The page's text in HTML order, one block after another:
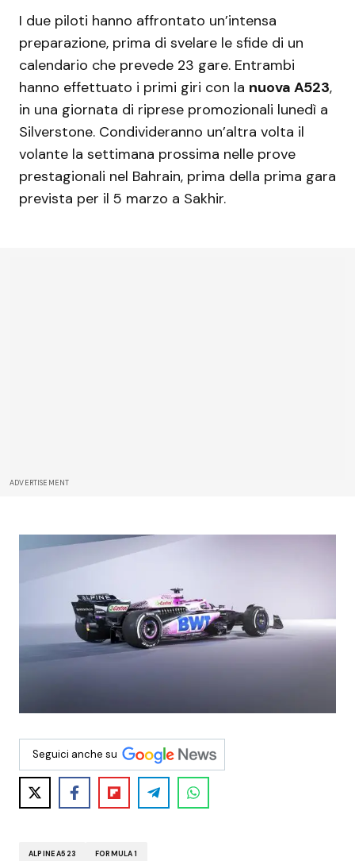
I due piloti hanno affrontato un’intensa
preparazione, prima di svelare le sfide di un
calendario che prevede 23 gare. Entrambi
hanno effettuato i primi giri con la nuova A523,
in una giornata di riprese promozionali lunedì a
Silverstone. Condivideranno un’altra volta il
volante la settimana prossima nelle prove
prestagionali nel Bahrain, prima della prima gara
prevista per il 5 marzo a Sakhir.
ADVERTISEMENT
Seguici anche su
ALPINE A523 FORMULA 1